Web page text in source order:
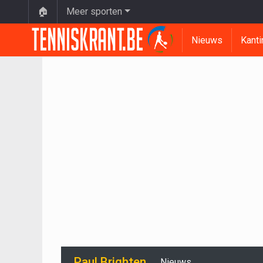
🏠 Meer sporten
Nieuws